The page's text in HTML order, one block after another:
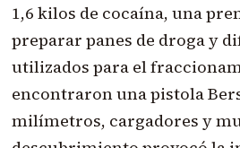
1,6 kilos de cocaína, una
preparar panes de droga y
utilizados para el
encontraron una pistola
milímetros, cargadores y